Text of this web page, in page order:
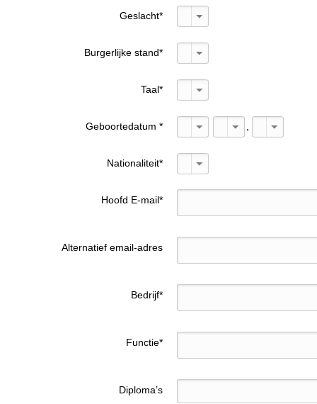
Geslacht*
Burgerlijke stand*
Taal*
Geboortedatum *
Nationaliteit*
Hoofd E-mail*
Alternatief email-adres
Bedrijf*
Functie*
Diploma’s